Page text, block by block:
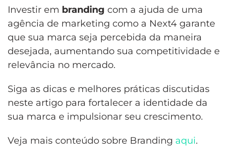
Investir em branding com a ajuda de uma
agência de marketing como a Next4 garante
que sua marca seja percebida da maneira
desejada, aumentando sua competitividade e
relevância no mercado.
Siga as dicas e melhores práticas discutidas
neste artigo para fortalecer a identidade da
sua marca e impulsionar seu crescimento.
Veja mais conteúdo sobre Branding aqui.